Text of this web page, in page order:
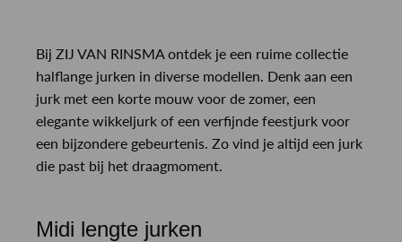
Bij ZIJ VAN RINSMA ontdek je een ruime collectie
halflange jurken in diverse modellen. Denk aan een
jurk met een korte mouw voor de zomer, een
elegante wikkeljurk of een verfijnde feestjurk voor
een bijzondere gebeurtenis. Zo vind je altijd een jurk
die past bij het draagmoment.
Midi lengte jurken